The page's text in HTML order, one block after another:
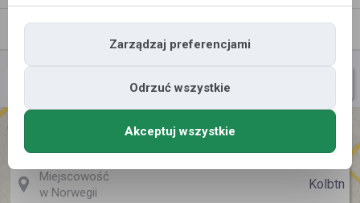
Nazwa użytkownika
w Polsce
Miejscowość
w Norwegii
Kolbtn
Zarządzaj preferencjami
Odrzuć wszystkie
Akceptuj wszystkie